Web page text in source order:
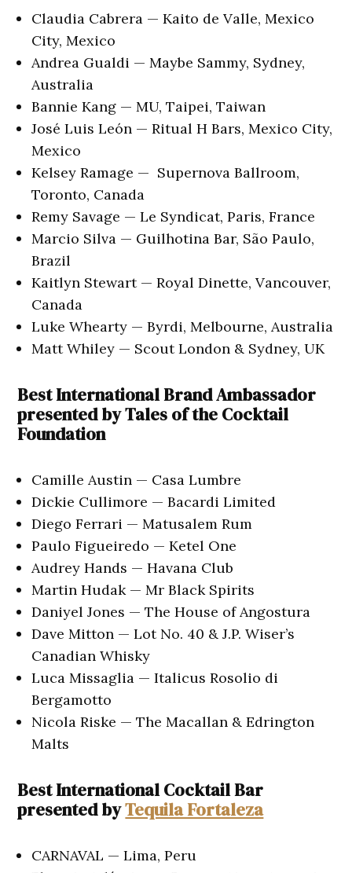
Claudia Cabrera — Kaito de Valle, Mexico
City, Mexico
Andrea Gualdi — Maybe Sammy, Sydney,
Australia
Bannie Kang — MU, Taipei, Taiwan
José Luis León — Ritual H Bars, Mexico City,
Mexico
Kelsey Ramage — Supernova Ballroom,
Toronto, Canada
Remy Savage — Le Syndicat, Paris, France
Marcio Silva — Guilhotina Bar, São Paulo,
Brazil
Kaitlyn Stewart — Royal Dinette, Vancouver,
Canada
Luke Whearty — Byrdi, Melbourne, Australia
Matt Whiley — Scout London & Sydney, UK
Best International Brand Ambassador
presented by Tales of the Cocktail
Foundation
Camille Austin — Casa Lumbre
Dickie Cullimore — Bacardi Limited
Diego Ferrari — Matusalem Rum
Paulo Figueiredo — Ketel One
Audrey Hands — Havana Club
Martin Hudak — Mr Black Spirits
Daniyel Jones — The House of Angostura
Dave Mitton — Lot No. 40 & J.P. Wiser’s
Canadian Whisky
Luca Missaglia — Italicus Rosolio di
Bergamotto
Nicola Riske — The Macallan & Edrington
Malts
Best International Cocktail Bar
presented byTequila Fortaleza
CARNAVAL — Lima, Peru